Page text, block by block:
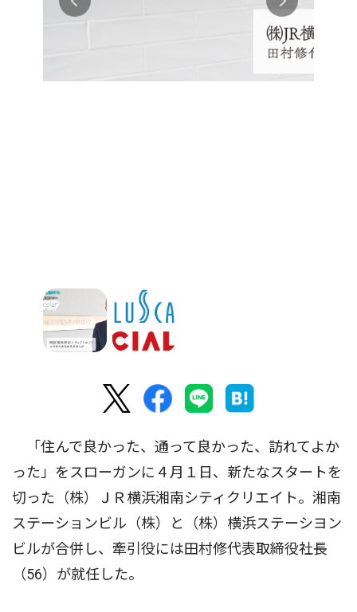
「住んで良かった、通って良かった、訪れてよか
った」をスローガンに４月１日、新たなスタートを
切った（株）ＪＲ横浜湘南シティクリエイト。湘南
ステーションビル（株）と（株）横浜ステーシヨン
ビルが合併し、牽引役には田村修代表取締役社長
（56）が就任した。